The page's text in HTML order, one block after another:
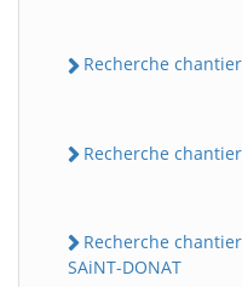
Recherche chantier
Recherche
Recherche chantier
SAiNT-DONAT